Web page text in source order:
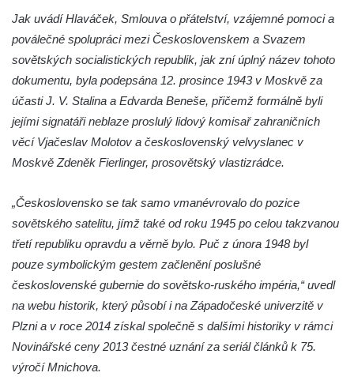
Pamětní deska Josefa Hloucha na
Socha žáby u rybníčku na Náměstí v
Kamenném Újezdě
Pamětní kámen družebních obcí Kamenný
Újezd a Krauchthal v parku na Náměstí v
Socha na náměstí J. V. Kamarýta ve
Velešíně
Pomník J. V. Kamarýta v Krumlovské ulici ve
Velešíně
Pamětní deska arcibiskupa Micara ve
Plastika Koule v Gutenbergově ulici v
Liberci
Jak uvádí Hlaváček, Smlouva o přátelství, vzájemné pomoci a
poválečné spolupráci mezi Československem a Svazem
sovětských socialistických republik, jak zní úplný název tohoto
dokumentu, byla podepsána 12. prosince 1943 v Moskvě za
účasti J. V. Stalina a Edvarda Beneše, přičemž formálně byli
jejími signatáři neblaze proslulý lidový komisař zahraničních
věcí Vjačeslav Molotov a československý velvyslanec v
Moskvě Zdeněk Fierlinger, prosovětský vlastizrádce.
„Československo se tak samo vmanévrovalo do pozice
sovětského satelitu, jímž také od roku 1945 po celou takzvanou
třetí republiku opravdu a věrně bylo. Puč z února 1948 byl
pouze symbolickým gestem začlenění poslušné
československé gubernie do sovětsko-ruského impéria,“ uvedl
na webu historik, který působí i na Západočeské univerzitě v
Plzni a v roce 2014 získal společně s dalšími historiky v rámci
Novinářské ceny 2013 čestné uznání za seriál článků k 75.
výročí Mnichova.